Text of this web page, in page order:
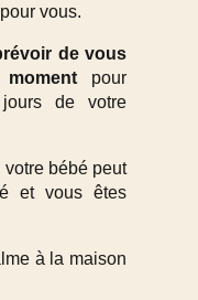
vous.
de vous
pour
jours de votre
bébé peut
et vous êtes
à la maison